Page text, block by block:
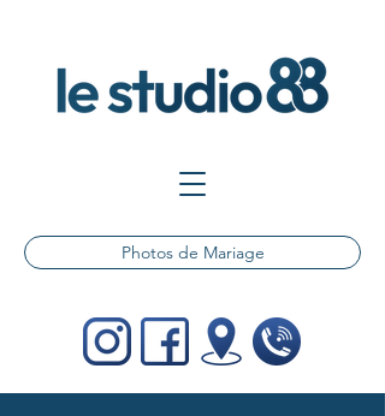
Photos de Mariage